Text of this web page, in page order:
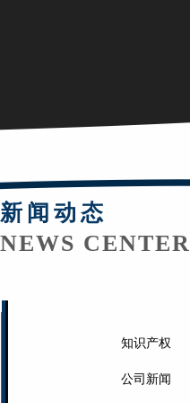
新闻动态
NEWS CENTER
知识产权
公司新闻